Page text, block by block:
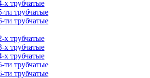
х трубчатые
ти трубчатые
ти трубчатые
х трубчатые
х трубчатые
х трубчатые
ти трубчатые
ти трубчатые